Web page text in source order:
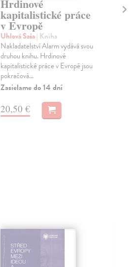
Hrdinové
kapitalistické práce
v Evropě
Uhlová Saša| Kniha
Nakladatelství Alarm vydává svou
druhou knihu. Hrdinové
kapitalistické práce v Evropě jsou
pokračová...
Zasielame do 14 dní
20,50 €